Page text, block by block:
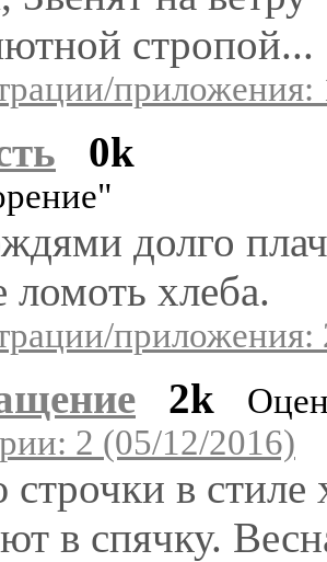
стропой...
приложения:
0k
долго
хлеба.
приложения:
2k
2 (05/12/2016)
в стиле
в спячку.